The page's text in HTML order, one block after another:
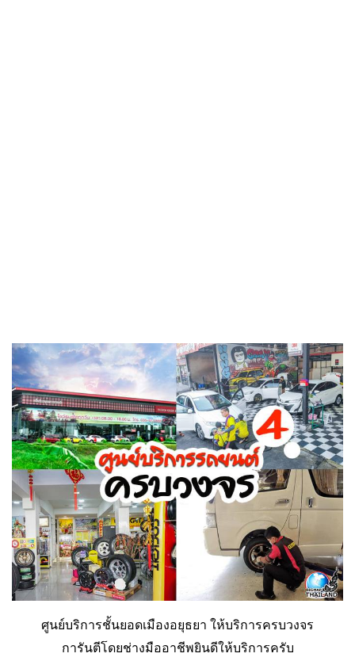
ศูนย์บริการชั้นยอดเมืองอยุธยา ให้บริการครบวงจร
การันตีโดยช่างมืออาชีพยินดีให้บริการครับ